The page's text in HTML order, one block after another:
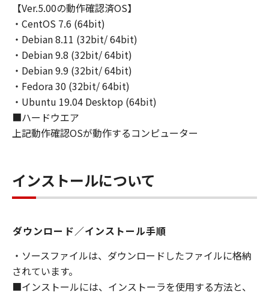
４．保証の否認および免責
(1) 「許諾ソフトウェア」は、『現状のまま
（AS-IS）』の状態で使用許諾されます。キヤノ
ン、キヤノンの子会社、それらの販売代理店お
よび販売店、並びにキヤノンのライセンサー
は、「許諾ソフトウェア」に関して、商品性お
よび特定の目的への適合性または「許諾ソフト
ウェア」に欠陥がないことを含め、いかなる保
証もしません。
(2) キヤノン、キヤノンの子会社、それらの販売
用した結果として生ずるあらゆる行為につい
て、一切の責任を明確に否認します。お客様
ア」を使用し、「許諾ソフトウェア」を使用す
ることから生じた、機器の損傷またはデータ損
失については、お客様のみが全責任を負いま
す。
(3) キヤノン、キヤノンの子会社、それらの販売
【Ver.5.00の動作確認済OS】
・CentOS 7.6 (64bit)
・Debian 8.11 (32bit/ 64bit)
・Debian 9.8 (32bit/ 64bit)
・Debian 9.9 (32bit/ 64bit)
・Fedora 30 (32bit/ 64bit)
・Ubuntu 19.04 Desktop (64bit)
■ハードウエア
上記動作確認OSが動作するコンピューター
インストールについて
ダウンロード／インストール手順
・ソースファイルは、ダウンロードしたファイルに格納
されています。
■インストールには、インストーラを使用する方法と、